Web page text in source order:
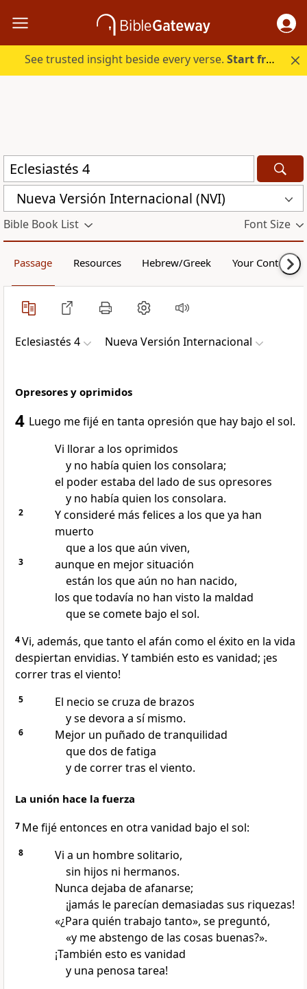
See trusted insight beside every verse.Start free.
Nueva Versión Internacional (NVI)
Bible Book List Font Size
Passage Resources Hebrew/Greek Your Content
Eclesiastés 4 Nueva Versión Internacional
Opresores y oprimidos
4 Luego me fijé en tanta opresión que hay bajo el sol.
Vi llorar a los oprimidos
y no había quien los consolara;
el poder estaba del lado de sus opresores
y no había quien los consolara.
2
Y consideré más felices a los que ya han
muerto
que a los que aún viven,
3
aunque en mejor situación
están los que aún no han nacido,
los que todavía no han visto la maldad
que se comete bajo el sol.
4Vi, además, que tanto el afán como el éxito en la vida
despiertan envidias. Y también esto es vanidad; ¡es
correr tras el viento!
5
El necio se cruza de brazos
y se devora a sí mismo.
6
Mejor un puñado de tranquilidad
que dos de fatiga
y de correr tras el viento.
La unión hace la fuerza
7 Me fijé entonces en otra vanidad bajo el sol:
8
Vi a un hombre solitario,
sin hijos ni hermanos.
Nunca dejaba de afanarse;
¡jamás le parecían demasiadas sus riquezas!
«¿Para quién trabajo tanto», se preguntó,
«y me abstengo de las cosas buenas?».
¡También esto es vanidad
y una penosa tarea!